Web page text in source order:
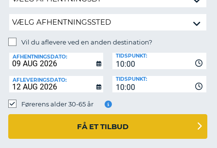
DANMARK
anden
destination?
Vil du aflevere ved en anden destination?
AFHENTNINGSDATO:
10:00
TIDSPUNKT:
AFLEVERINGSDATO:
10:00
TIDSPUNKT:
Førerens alder 30-65 år
FÅ ET TILBUD